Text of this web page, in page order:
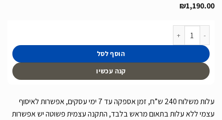
₪1,190.00
כמות של ספסל נדנדה מעץ לתליה במרפסת / פרגולה דגם סנטוריני
הוסף לסל
קנה עכשיו
עלות משלוח 240 ש”ח, זמן אספקה עד 7 ימי עסקים, אפשרות לאיסוף
עצמי ללא עלות בתאום מראש בלבד, התקנה עצמית פשוטה יש אפשרות